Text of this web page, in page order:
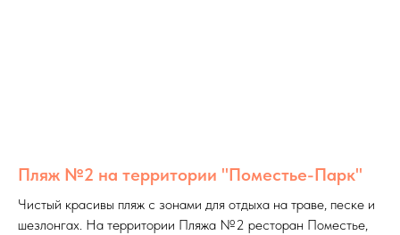
Пляж №2 на территории "Поместье-Парк"
Чистый красивы пляж с зонами для отдыха на траве, песке и
шезлонгах. На территории Пляжа №2 ресторан Поместье,